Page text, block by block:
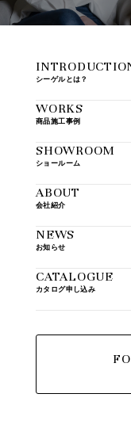
シーゲルとは？
WORKS
商品施工事例
SHOWROOM
ショールーム
ABOUT
会社紹介
NEWS
お知らせ
CATALOGUE
カタログ申し込み